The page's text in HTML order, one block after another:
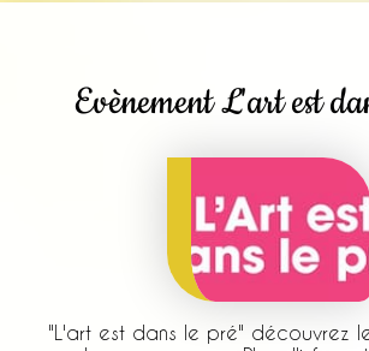
Evènement L'art est
"L'art est dans le pré" découvrez